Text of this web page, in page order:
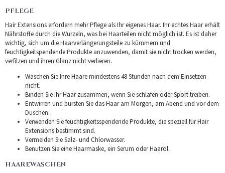
PFLEGE
Hair Extensions erfordern mehr Pflege als Ihr eigenes Haar. Ihr echtes Haar erhält
Nährstoffe durch die Wurzeln, was bei Haarteilen nicht möglich ist. Es ist daher
wichtig, sich um die Haarverlängerungsteile zu kümmern und
feuchtigkeitspendende Produkte anzuwenden, damit sie nicht trocken werden,
verfilzen und ihren Glanz nicht verlieren.
Waschen Sie Ihre Haare mindestens 48 Stunden nach dem Einsetzen
nicht.
Binden Sie Ihr Haar zusammen, wenn Sie schlafen oder Sport treiben.
Entwirren und bürsten Sie das Haar am Morgen, am Abend und vor dem
Duschen.
Verwenden Sie feuchtigkeitsspendende Produkte, die speziell für Hair
Extensions bestimmt sind.
Vermeiden Sie Salz- und Chlorwasser.
Benutzen Sie eine Haarmaske, ein Serum oder Haaröl.
HAAREWASCHEN